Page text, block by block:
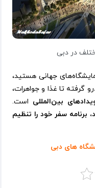
در دبی
جهانی هستید،
گرفته تا غذا و جواهرات،
بین‌المللی است.
برنامه سفر خود را تنظیم
های دبی